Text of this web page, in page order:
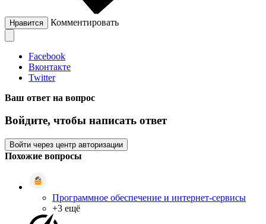
Нравится Комментировать
Facebook
Вконтакте
Twitter
Ваш ответ на вопрос
Войдите, чтобы написать ответ
Войти через центр авторизации
Похожие вопросы
Программное обеспечение и интернет-сервисы
+3 ещё